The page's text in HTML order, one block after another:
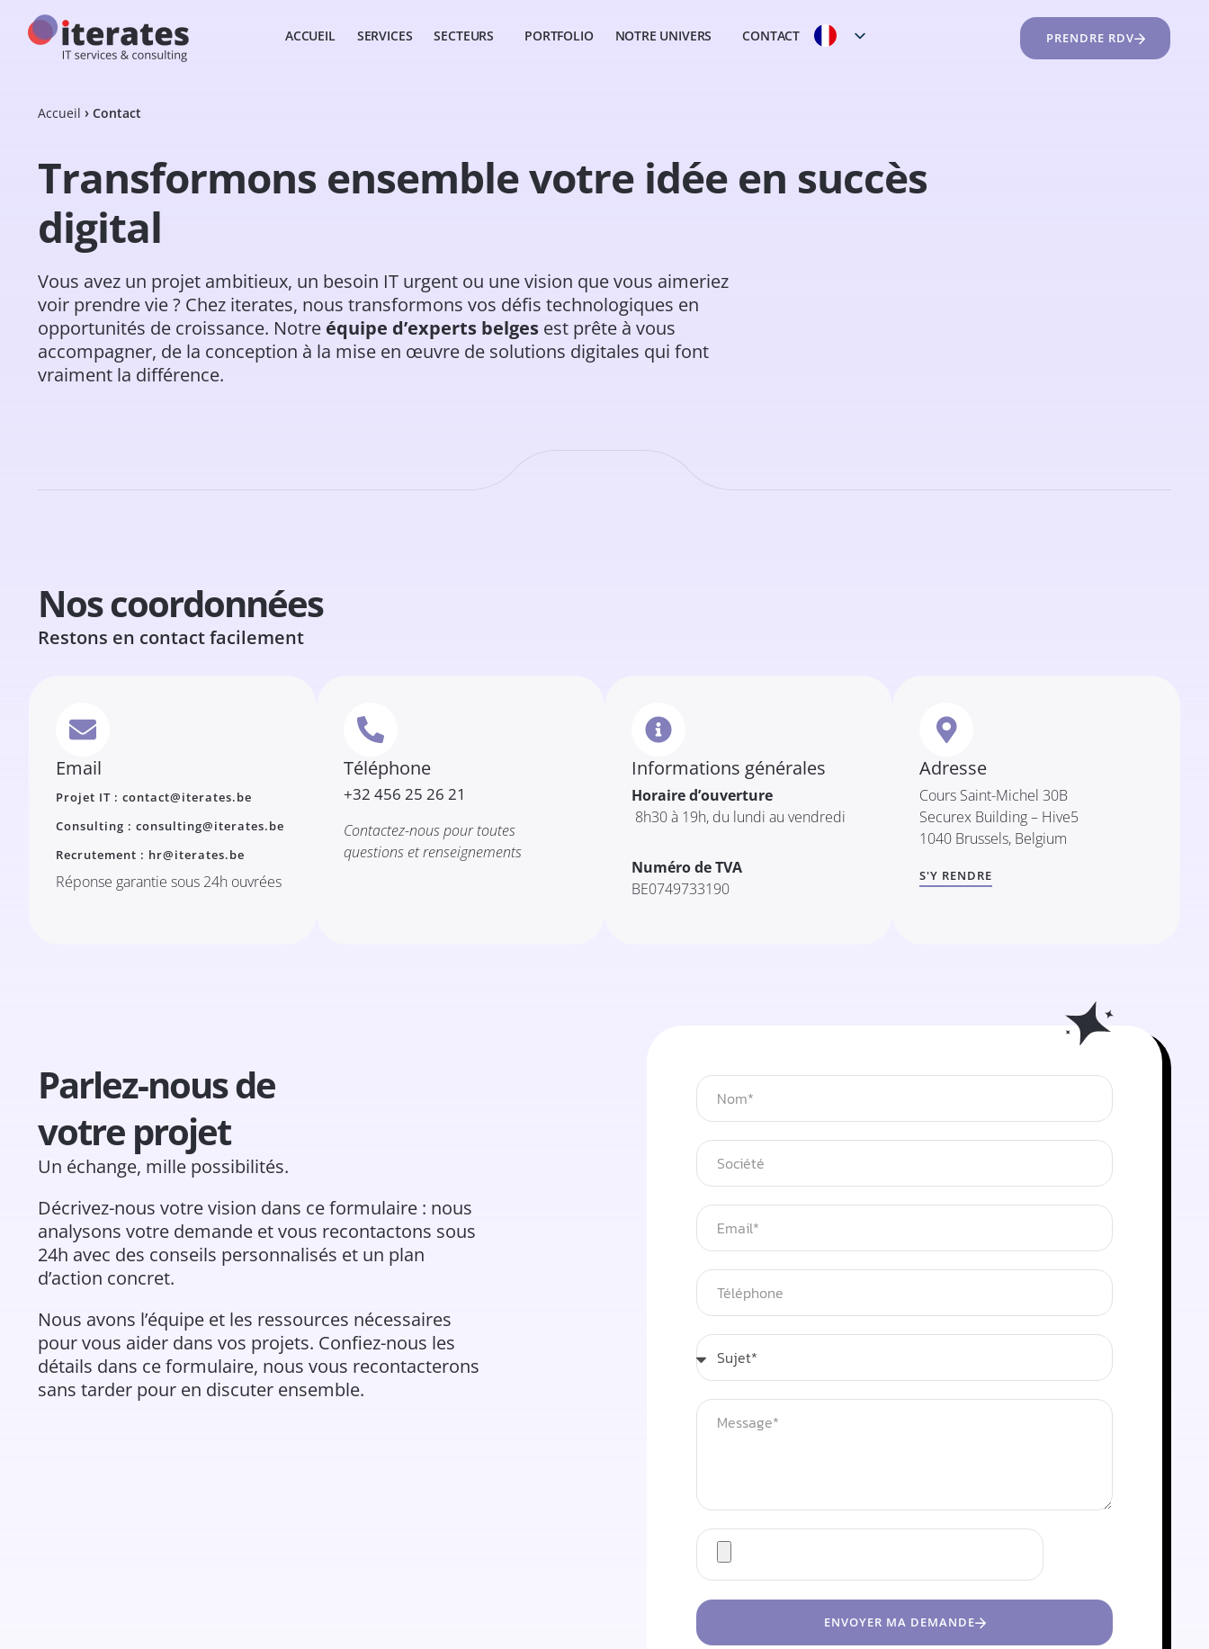
ACCUEIL SERVICES SECTEURS PORTFOLIO NOTRE UNIVERS CONTACT PRENDRE RDV
Accueil Contact
Transformons ensemble votre idée en succès
digital
Vous avez un projet ambitieux, un besoin IT urgent ou une vision que vous aimeriez
voir prendre vie ? Chez iterates, nous transformons vos défis technologiques en
opportunités de croissance. Notre équipe d’experts belges est prête à vous
accompagner, de la conception à la mise en œuvre de solutions digitales qui font
vraiment la différence.
Nos coordonnées
Restons en contact facilement
Email
Projet IT : contact@iterates.be
Consulting : consulting@iterates.be
Recrutement : hr@iterates.be
Réponse garantie sous 24h ouvrées
Téléphone
+32 456 25 26 21
Contactez-nous pour toutes
questions et renseignements
Informations générales
Horaire d’ouverture
8h30 à 19h, du lundi au vendredi
Numéro de TVA
BE0749733190
Adresse
Cours Saint-Michel 30B
Securex Building – Hive5
1040 Brussels, Belgium
S'Y RENDRE
Parlez-nous de
votre projet
Un échange, mille possibilités.
Décrivez-nous votre vision dans ce formulaire : nous
analysons votre demande et vous recontactons sous
24h avec des conseils personnalisés et un plan
d’action concret.
Nous avons l’équipe et les ressources nécessaires
pour vous aider dans vos projets. Confiez-nous les
détails dans ce formulaire, nous vous recontacterons
sans tarder pour en discuter ensemble.
ENVOYER MA DEMANDE